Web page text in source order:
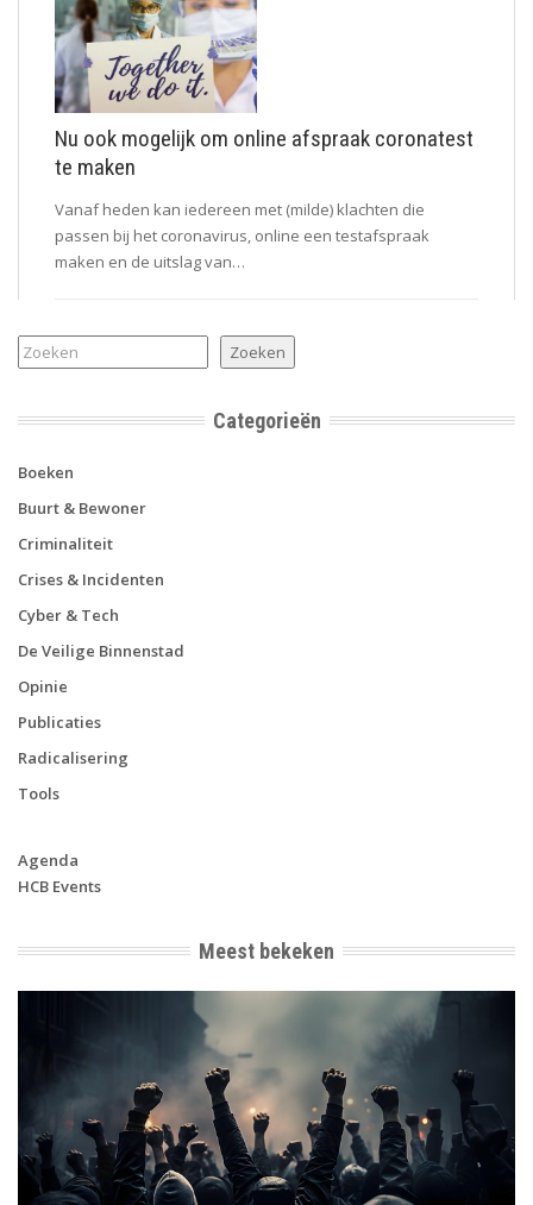
Nu ook mogelijk om online afspraak coronatest
te maken
Vanaf heden kan iedereen met (milde) klachten die
passen bij het coronavirus, online een testafspraak
maken en de uitslag van…
Zoeken Zoeken
Categorieën
Boeken
Buurt & Bewoner
Criminaliteit
Crises & Incidenten
Cyber & Tech
De Veilige Binnenstad
Opinie
Publicaties
Radicalisering
Tools
Agenda
HCB Events
Meest bekeken